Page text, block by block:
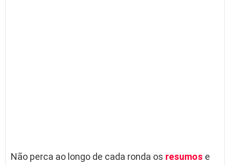
Não perca ao longo de cada ronda os resumos e